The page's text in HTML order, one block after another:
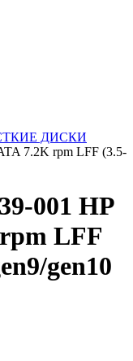
ДИСКИ
7.2K rpm LFF (3.5-
001 HP
LFF
gen10